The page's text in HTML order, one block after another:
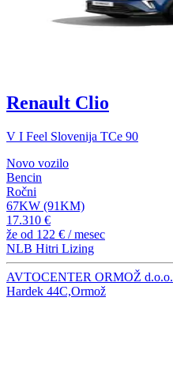
Renault Clio
V I Feel Slovenija TCe 90
Novo vozilo
Bencin
Ročni
67KW (91KM)
17.310 €
že od 122 € / mesec
NLB Hitri Lizing
AVTOCENTER ORMOŽ d.o.o.
Hardek 44C,Ormož